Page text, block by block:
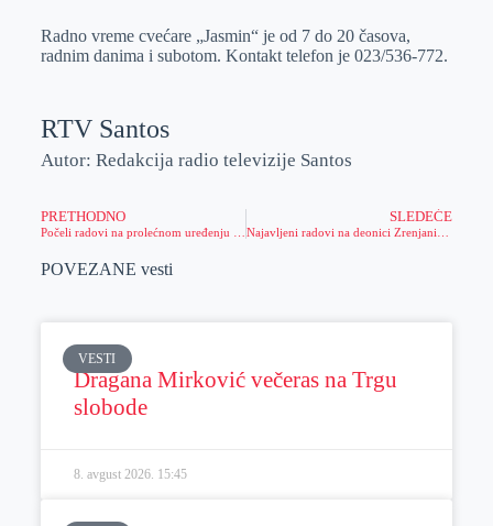
Radno vreme cvećare „Jasmin“ je od 7 do 20 časova,
radnim danima i subotom. Kontakt telefon je 023/536-772.
RTV Santos
Autor: Redakcija radio televizije Santos
PRETHODNO SLEDEĆE
POVEZANE vesti
VESTI
Dragana Mirković večeras na Trgu
slobode
8. avgust 2026. 15:45